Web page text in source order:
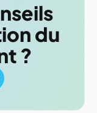
du
?